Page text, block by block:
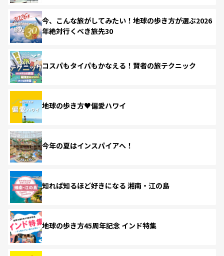
今、こんな旅がしてみたい！地球の歩き方が選ぶ2026
年絶対行くべき旅先30
コスパもタイパもかなえる！賢者の旅テクニック
地球の歩き方♥偏愛ハワイ
今年の夏はインスパイアへ！
知れば知るほど好きになる 湘南・江の島
地球の歩き方45周年記念 インド特集